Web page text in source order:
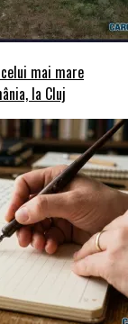
mai mare
la Cluj